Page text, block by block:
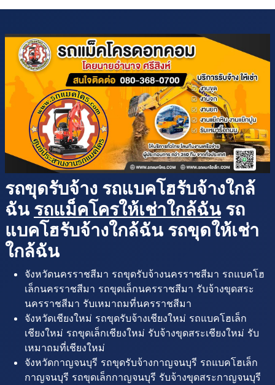
รถขุดรับจ้าง รถแบคโฮรับจ้างใกล้
ฉัน รถแม็คโครให้เช่าใกล้ฉัน รถ
แบคโฮรับจ้างใกล้ฉัน รถขุดให้เช่า
ใกล้ฉัน
จังหวัดนครราชสีมา รถขุดรับจ้างนครราชสีมา รถแบคโฮ
เล็กนครราชสีมา รถขุดเล็กนครราชสีมา รับจ้างขุดสระ
นครราชสีมา รับเหมาถมที่นครราชสีมา
จังหวัดเชียงใหม่ รถขุดรับจ้างเชียงใหม่ รถแบคโฮเล็ก
เชียงใหม่ รถขุดเล็กเชียงใหม่ รับจ้างขุดสระเชียงใหม่ รับ
เหมาถมที่เชียงใหม่
จังหวัดกาญจนบุรี รถขุดรับจ้างกาญจนบุรี รถแบคโฮเล็ก
กาญจนบุรี รถขุดเล็กกาญจนบุรี รับจ้างขุดสระกาญจนบุรี